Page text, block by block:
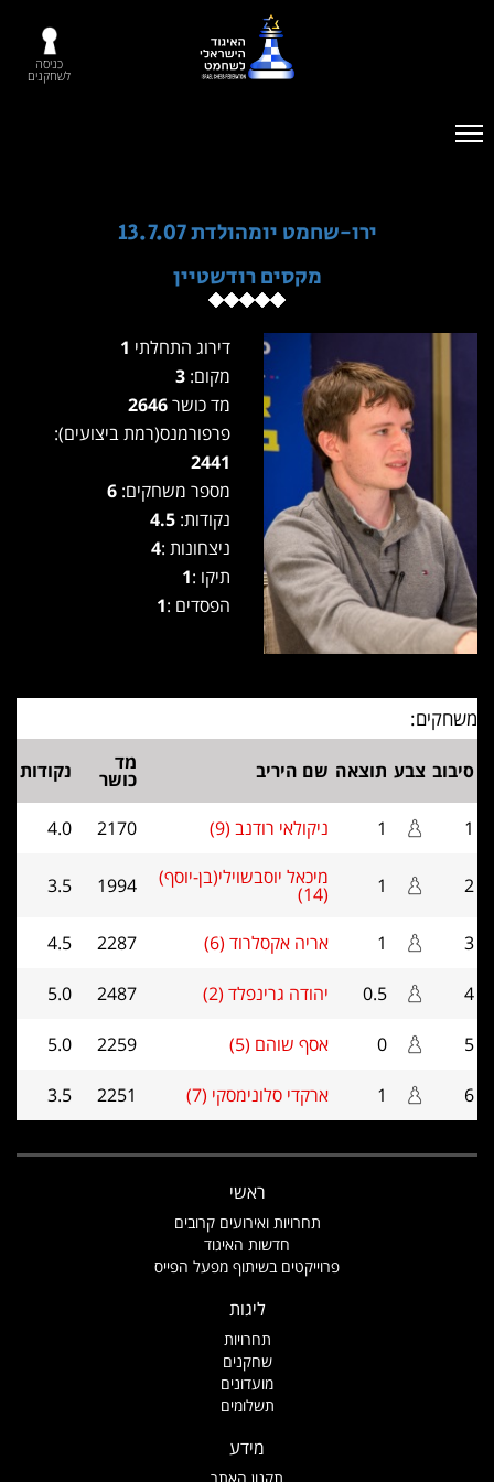
כניסה
לשחקנים
ירו-שחמט יומהולדת 13.7.07
מקסים רודשטיין
דירוג התחלתי
מקום:
מד כושר
פרפורמנס(רמת ביצועים):
2441
מספר משחקים:
נקודות: 4.5
ניצחונות :4
תיקו :1
הפסדים :1
משחקים:
סיבוב צבע תוצאה שם היריב מד
כושר נקודות
1
1 ניקולאי רודנב (9) 2170
4.0
2
1 מיכאל יוסבשוילי(בן-יוסף)
(14)
1994
3.5
3
1 אריה אקסלרוד (6) 2287
4.5
4
0.5 יהודה גרינפלד (2) 2487
5.0
5
0 אסף שוהם (5) 2259
5.0
6
1 ארקדי סלונימסקי (7) 2251
3.5
ראשי
תחרויות ואירועים קרובים
חדשות האיגוד
פרוייקטים בשיתוף מפעל הפייס
ליגות
תחרויות
שחקנים
מועדונים
תשלומים
מידע